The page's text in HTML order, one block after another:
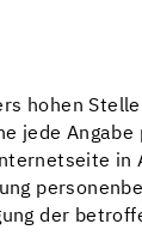
hohen
jede
in
der